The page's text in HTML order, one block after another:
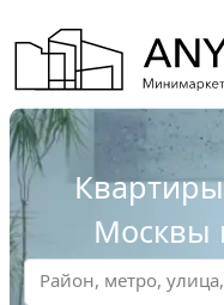
Москвы
Район, метро,